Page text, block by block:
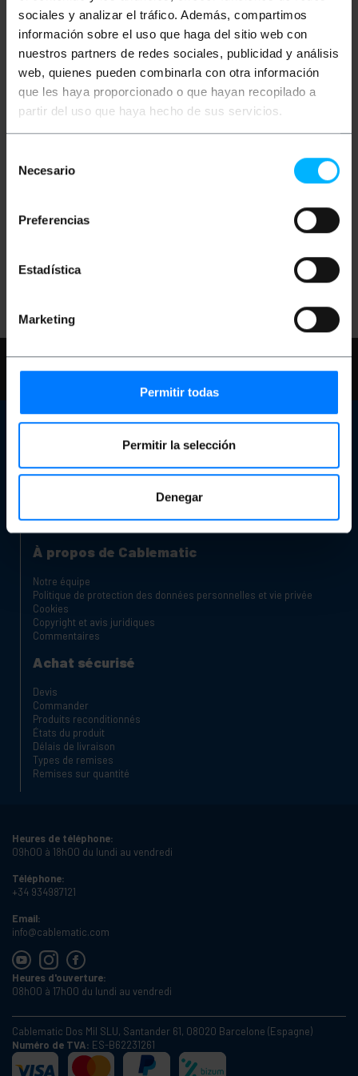
sociales y analizar el tráfico. Además, compartimos
información sobre el uso que haga del sitio web con
nuestros partners de redes sociales, publicidad y análisis
web, quienes pueden combinarla con otra información
que les haya proporcionado o que hayan recopilado a
partir del uso que haya hecho de sus servicios.
Necesario
Preferencias
Estadística
Marketing
Permitir todas
Permitir la selección
Denegar
Besoin d'aide?S'il vous plaît, consultez
notre FAQ et pages d'aide
Service client
Notre magasin
Rack Dolapları
À propos de Cablematic
Notre équipe
Politique de protection des données personnelles et vie privée
Cookies
Copyright et avis juridiques
Commentaires
Achat sécurisé
Devis
Commander
Produits reconditionnés
États du produit
Délais de livraison
Types de remises
Remises sur quantité
Heures de téléphone:
09h00 à 18h00 du lundi au vendredi
Téléphone:
+34 934987121
Email:
info@cablematic.com
Heures d'ouverture:
08h00 à 17h00 du lundi au vendredi
Cablematic Dos Mil SLU, Santander 61, 08020 Barcelone (Espagne)
Numéro de TVA: ES-B62231261